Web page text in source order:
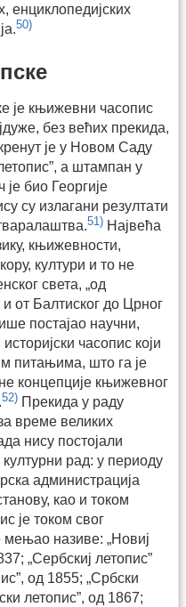
енциклопедијских
50)
је књижевни часопис
без већих прекида,
је у Новом Саду
а штампан у
био Георгије
су излагани резултати
51) Највећа
књижевности,
култури и то не
света, „од
от Балтиског до Црног
постајао научни,
часопис који
питањима, што га је
концепције књижевног
52) Прекида у раду
време великих
нису постојали
рад: у периоду
администрација
као и током
је током свог
мењао називе: „Новиј
„Сербскиј летопис”
од 1855; „Србски
летопис”, од 1867;